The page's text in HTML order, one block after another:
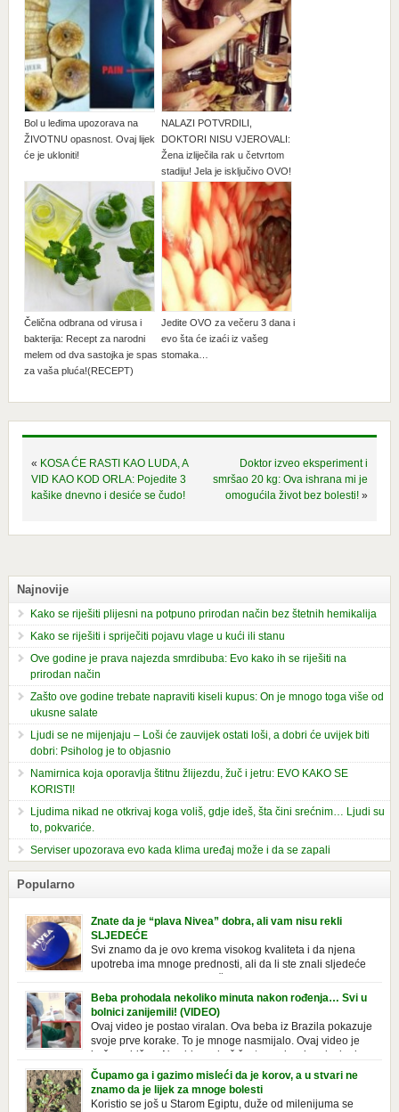
Bol u leđima upozorava na
ŽIVOTNU opasnost. Ovaj lijek
će je ukloniti!
NALAZI POTVRDILI,
DOKTORI NISU VJEROVALI:
Žena izliječila rak u četvrtom
stadiju! Jela je isključivo OVO!
Čelična odbrana od virusa i
bakterija: Recept za narodni
melem od dva sastojka je spas
za vaša pluća!(RECEPT)
Jedite OVO za večeru 3 dana i
evo šta će izaći iz vašeg
stomaka…
« KOSA ĆE RASTI KAO LUDA, A
VID KAO KOD ORLA: Pojedite 3
kašike dnevno i desiće se čudo!
Doktor izveo eksperiment i
smršao 20 kg: Ova ishrana mi je
omogućila život bez bolesti! »
Najnovije
Kako se riješiti plijesni na potpuno prirodan način bez štetnih hemikalija
Kako se riješiti i spriječiti pojavu vlage u kući ili stanu
Ove godine je prava najezda smrdibuba: Evo kako ih se riješiti na
prirodan način
Zašto ove godine trebate napraviti kiseli kupus: On je mnogo toga više od
ukusne salate
Ljudi se ne mijenjaju – Loši će zauvijek ostati loši, a dobri će uvijek biti
dobri: Psiholog je to objasnio
Namirnica koja oporavlja štitnu žlijezdu, žuč i jetru: EVO KAKO SE
KORISTI!
Ljudima nikad ne otkrivaj koga voliš, gdje ideš, šta čini srećnim… Ljudi su
to, pokvariće.
Serviser upozorava evo kada klima uređaj može i da se zapali
Popularno
Znate da je “plava Nivea” dobra, ali vam nisu rekli
SLJEDEĆE
Svi znamo da je ovo krema visokog kvaliteta i da njena
upotreba ima mnoge prednosti, ali da li ste znali sljedeće
prepoznatljivog mirisa i jednostavne formule, jeste nezamenljiv inventar
u kupatilima i muškaraca i žena. Mnogi ljudi se ne odvajaju od nje, pa je
čak nose sa […]
Beba prohodala nekoliko minuta nakon rođenja… Svi u
bolnici zanijemili! (VIDEO)
Ovaj video je postao viralan. Ova beba iz Brazila pokazuje
svoje prve korake. To je mnoge nasmijalo. Ovaj video je
baš neobičan. Ne viđamo baš često ovakve korake kod
novorođenih beba. Video je snimila babica, pregledalo ga je preko 80
miliona ljudi. Ove babice su ostale u čudu nakon što su vidjeli kako
beba želi […]
Čupamo ga i gazimo misleći da je korov, a u stvari ne
znamo da je lijek za mnoge bolesti
Koristio se još u Starom Egiptu, duže od milenijuma se